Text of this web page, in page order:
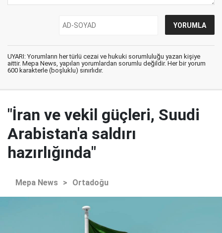
UYARI: Yorumların her türlü cezai ve hukuki sorumluluğu yazan kişiye
aittir. Mepa News, yapılan yorumlardan sorumlu değildir. Her bir yorum
600 karakterle (boşluklu) sınırlıdır.
"İran ve vekil güçleri, Suudi
Arabistan'a saldırı
hazırlığında"
Mepa News > Ortadoğu